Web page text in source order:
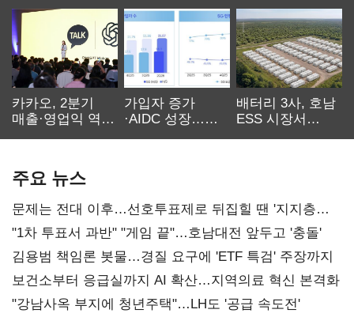
카카오, 2분기
매출·영업익 역대
가입자 증가
·AIDC 성장…
배터리 3사, 호남
ESS 시장서
주요 뉴스
문제는 전대 이후…선호투표제로 뒤집힐 땐 '지지층
불복'
"1차 투표서 과반" "게임 끝"…호남대전 앞두고 '충돌'
김용범 책임론 봇물…경질 요구에 'ETF 특검' 주장까지
보건소부터 응급실까지 AI 확산…지역의료 혁신 본격화
"강남사옥 부지에 청년주택"…LH도 '공급 속도전'